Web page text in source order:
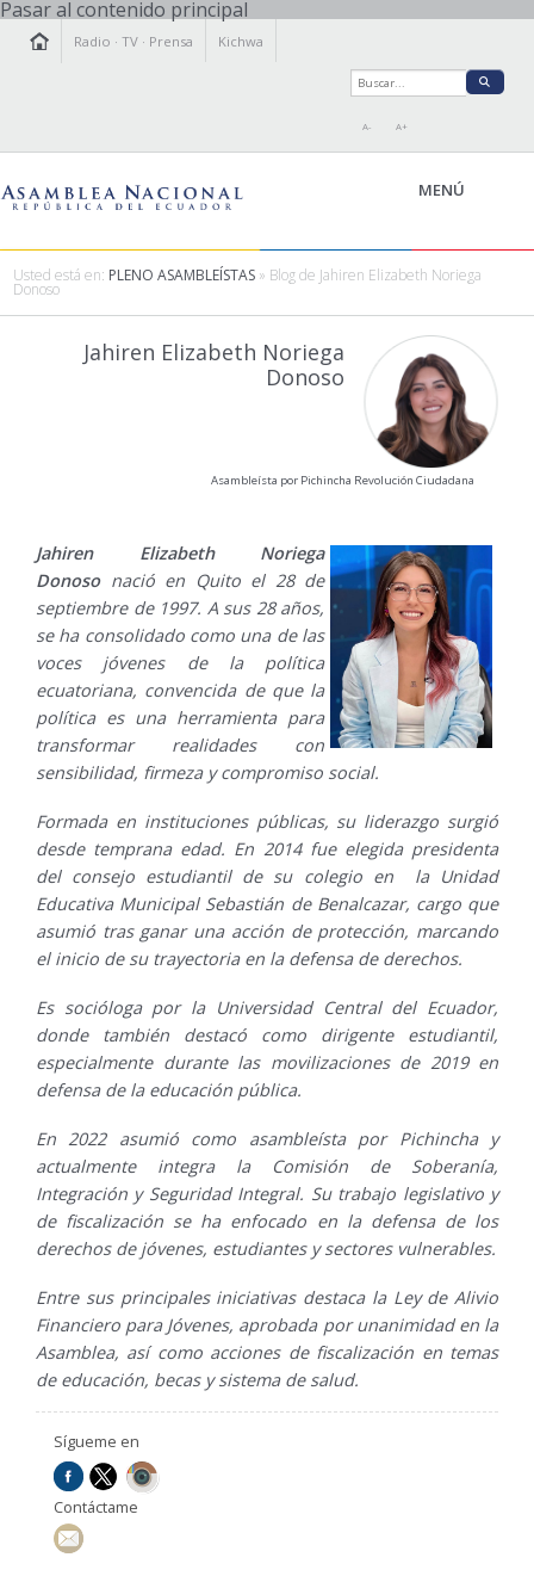
Pasar al contenido principal
Radio ·TV · Prensa Kichwa
A- A+
MENÚ
Usted está en: PLENO ASAMBLEÍSTAS » Blog de Jahiren Elizabeth Noriega
Donoso
Jahiren Elizabeth Noriega
Donoso
Asambleísta por Pichincha Revolución Ciudadana
Jahiren Elizabeth Noriega
Donoso nació en Quito el 28 de
septiembre de 1997. A sus 28 años,
se ha consolidado como una de las
voces jóvenes de la política
ecuatoriana, convencida de que la
política es una herramienta para
transformar realidades con
sensibilidad, firmeza y compromiso social.
Formada en instituciones públicas, su liderazgo surgió
desde temprana edad. En 2014 fue elegida presidenta
del consejo estudiantil de su colegio en la Unidad
Educativa Municipal Sebastián de Benalcazar, cargo que
asumió tras ganar una acción de protección, marcando
el inicio de su trayectoria en la defensa de derechos.
Es socióloga por la Universidad Central del Ecuador,
donde también destacó como dirigente estudiantil,
especialmente durante las movilizaciones de 2019 en
defensa de la educación pública.
En 2022 asumió como asambleísta por Pichincha y
actualmente integra la Comisión de Soberanía,
Integración y Seguridad Integral. Su trabajo legislativo y
de fiscalización se ha enfocado en la defensa de los
derechos de jóvenes, estudiantes y sectores vulnerables.
Entre sus principales iniciativas destaca la Ley de Alivio
Financiero para Jóvenes, aprobada por unanimidad en la
Asamblea, así como acciones de fiscalización en temas
de educación, becas y sistema de salud.
Sígueme en
Contáctame